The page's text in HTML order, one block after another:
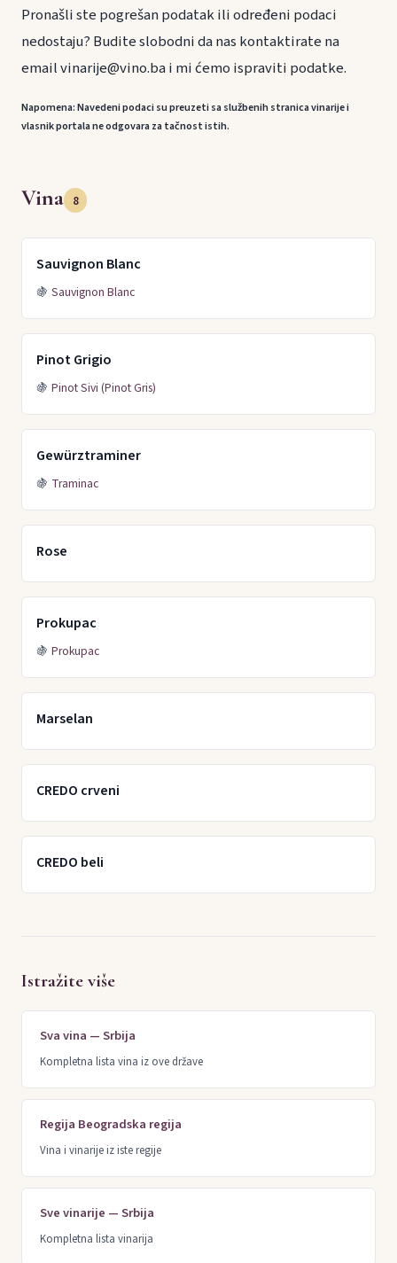
Pronašli ste pogrešan podatak ili određeni podaci
nedostaju? Budite slobodni da nas kontaktirate na
email vinarije@vino.ba i mi ćemo ispraviti podatke.
Napomena: Navedeni podaci su preuzeti sa službenih stranica vinarije i
vlasnik portala ne odgovara za tačnost istih.
Vina 8
Sauvignon Blanc
🍇 Sauvignon Blanc
Pinot Grigio
🍇 Pinot Sivi (Pinot Gris)
Gewürztraminer
🍇 Traminac
Rose
Prokupac
🍇 Prokupac
Marselan
CREDO crveni
CREDO beli
Istražite više
Sva vina — Srbija
Kompletna lista vina iz ove države
Regija Beogradska regija
Vina i vinarije iz iste regije
Sve vinarije — Srbija
Kompletna lista vinarija